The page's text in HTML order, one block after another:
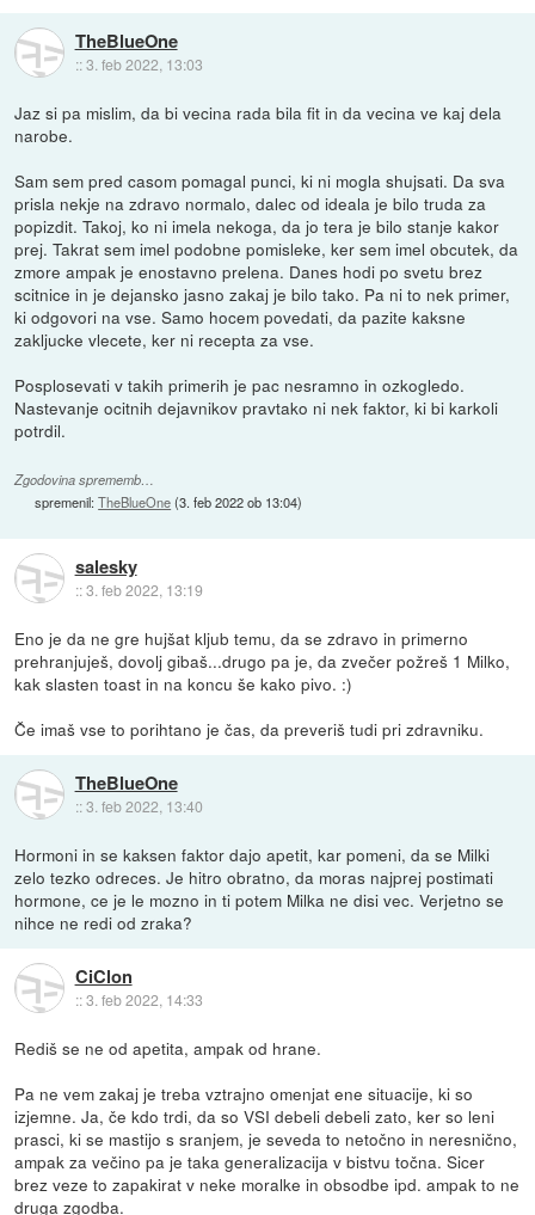
TheBlueOne
::3. feb 2022, 13:03
Jaz si pa mislim, da bi vecina rada bila fit in da vecina ve kaj dela
narobe.
Sam sem pred casom pomagal punci, ki ni mogla shujsati. Da sva
prisla nekje na zdravo normalo, dalec od ideala je bilo truda za
popizdit. Takoj, ko ni imela nekoga, da jo tera je bilo stanje kakor
prej. Takrat sem imel podobne pomisleke, ker sem imel obcutek, da
zmore ampak je enostavno prelena. Danes hodi po svetu brez
scitnice in je dejansko jasno zakaj je bilo tako. Pa ni to nek primer,
ki odgovori na vse. Samo hocem povedati, da pazite kaksne
zakljucke vlecete, ker ni recepta za vse.
Posplosevati v takih primerih je pac nesramno in ozkogledo.
Nastevanje ocitnih dejavnikov pravtako ni nek faktor, ki bi karkoli
potrdil.
Zgodovina sprememb…
spremenil:TheBlueOne(3. feb 2022 ob 13:04)
salesky
::3. feb 2022, 13:19
Eno je da ne gre hujšat kljub temu, da se zdravo in primerno
prehranjuješ, dovolj gibaš...drugo pa je, da zvečer požreš 1 Milko,
kak slasten toast in na koncu še kako pivo. :)
Če imaš vse to porihtano je čas, da preveriš tudi pri zdravniku.
TheBlueOne
::3. feb 2022, 13:40
Hormoni in se kaksen faktor dajo apetit, kar pomeni, da se Milki
zelo tezko odreces. Je hitro obratno, da moras najprej postimati
hormone, ce je le mozno in ti potem Milka ne disi vec. Verjetno se
nihce ne redi od zraka?
CiClon
::3. feb 2022, 14:33
Rediš se ne od apetita, ampak od hrane.
Pa ne vem zakaj je treba vztrajno omenjat ene situacije, ki so
izjemne. Ja, če kdo trdi, da so VSI debeli debeli zato, ker so leni
prasci, ki se mastijo s sranjem, je seveda to netočno in neresnično,
ampak za večino pa je taka generalizacija v bistvu točna. Sicer
brez veze to zapakirat v neke moralke in obsodbe ipd. ampak to ne
druga zgodba.